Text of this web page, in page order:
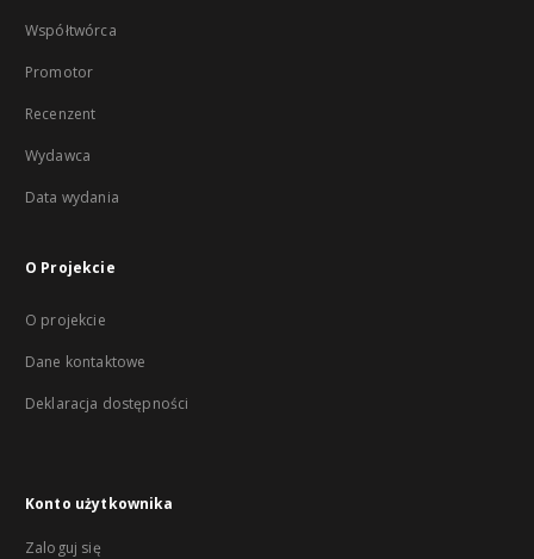
Współtwórca
Promotor
Recenzent
Wydawca
Data wydania
O Projekcie
O projekcie
Dane kontaktowe
Deklaracja dostępności
Konto użytkownika
Zaloguj się